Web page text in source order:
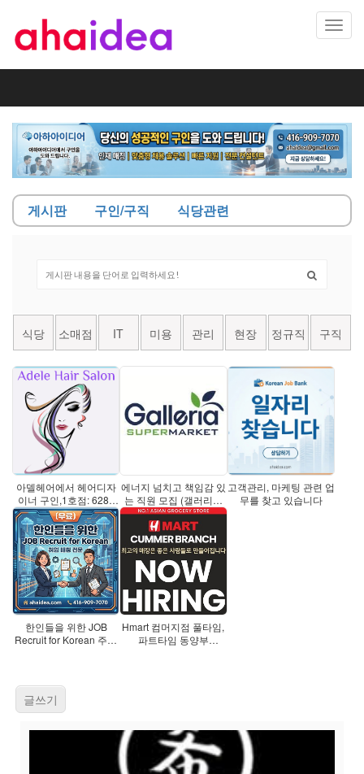
게시판 구인/구직 식당관련
식당 소매점 IT 미용 관리 현장 정규직 구직
아델헤어에서 헤어디자
이너 구인,1호점: 6285
Yonge S
에너지 넘치고 책임감 있
는 직원 모집 (갤러리아
블로
고객관리, 마케팅 관련 업
무를 찾고 있습니다
한인들을 위한 JOB
Recruit for Korean 주방
Hmart 컴머지점 풀타임,
파트타임 동양부
글쓰기